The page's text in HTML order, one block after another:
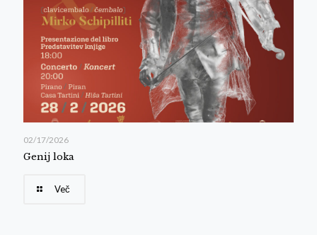
02/17/2026
Genij loka
Več